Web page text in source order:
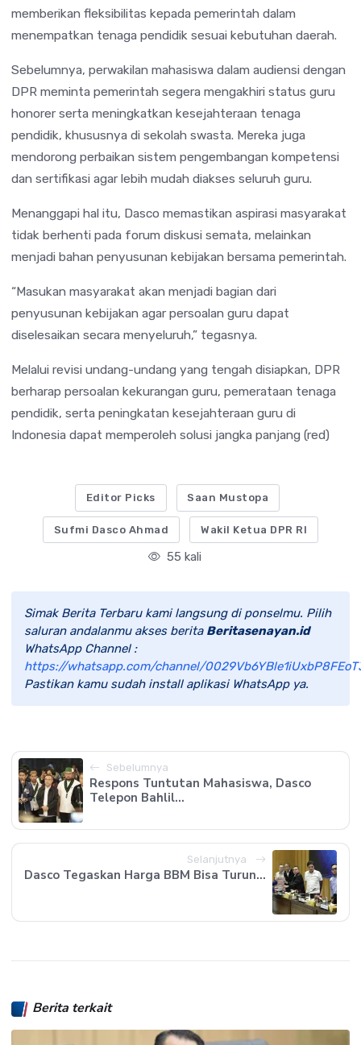
memberikan fleksibilitas kepada pemerintah dalam
menempatkan tenaga pendidik sesuai kebutuhan daerah.
Sebelumnya, perwakilan mahasiswa dalam audiensi dengan
DPR meminta pemerintah segera mengakhiri status guru
honorer serta meningkatkan kesejahteraan tenaga
pendidik, khususnya di sekolah swasta. Mereka juga
mendorong perbaikan sistem pengembangan kompetensi
dan sertifikasi agar lebih mudah diakses seluruh guru.
Menanggapi hal itu, Dasco memastikan aspirasi masyarakat
tidak berhenti pada forum diskusi semata, melainkan
menjadi bahan penyusunan kebijakan bersama pemerintah.
“Masukan masyarakat akan menjadi bagian dari
penyusunan kebijakan agar persoalan guru dapat
diselesaikan secara menyeluruh,” tegasnya.
Melalui revisi undang-undang yang tengah disiapkan, DPR
berharap persoalan kekurangan guru, pemerataan tenaga
pendidik, serta peningkatan kesejahteraan guru di
Indonesia dapat memperoleh solusi jangka panjang (red)
Editor Picks Saan Mustopa
Sufmi Dasco Ahmad Wakil Ketua DPR RI
55 kali
Simak Berita Terbaru kami langsung di ponselmu. Pilih
saluran andalanmu akses berita Beritasenayan.id
WhatsApp Channel :
https://whatsapp.com/channel/
Pastikan kamu sudah install aplikasi WhatsApp ya.
Sebelumnya
Respons Tuntutan Mahasiswa, Dasco
Telepon Bahlil...
Selanjutnya
Dasco Tegaskan Harga BBM Bisa Turun...
Berita terkait